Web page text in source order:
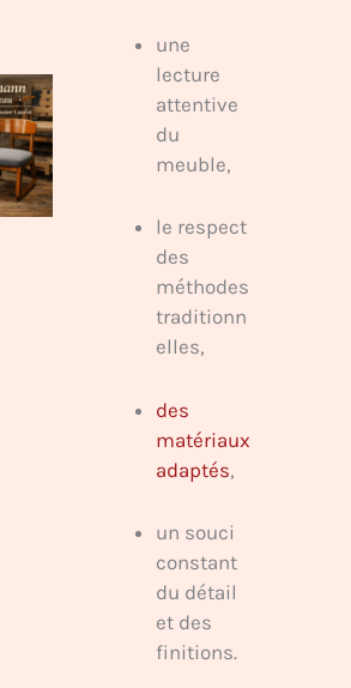
une
lecture
attentive
du
meuble,
le respect
des
méthodes
traditionn
elles,
des
matériaux
adaptés,
un souci
constant
du détail
et des
finitions.